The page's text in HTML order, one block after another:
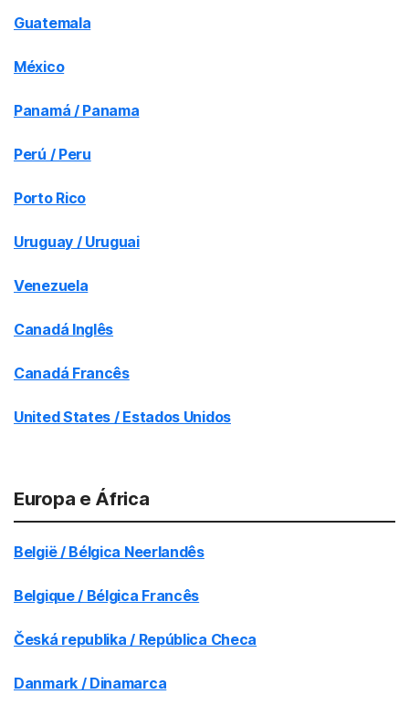
Guatemala
México
Panamá / Panama
Perú / Peru
Porto Rico
Uruguay / Uruguai
Venezuela
Canadá Inglês
Canadá Francês
United States / Estados Unidos
Europa e África
België / Bélgica Neerlandês
Belgique / Bélgica Francês
Česká republika / República Checa
Danmark / Dinamarca